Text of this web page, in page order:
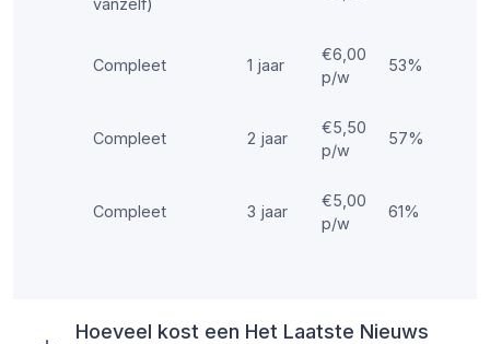
vanzelf)
Compleet 1 jaar
€6,00
p/w
53%
Compleet 2 jaar
€5,50
p/w
57%
Compleet 3 jaar
€5,00
p/w
61%
Hoeveel kost een Het Laatste Nieuws